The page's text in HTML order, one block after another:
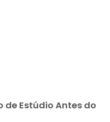
de Estúdio Antes do